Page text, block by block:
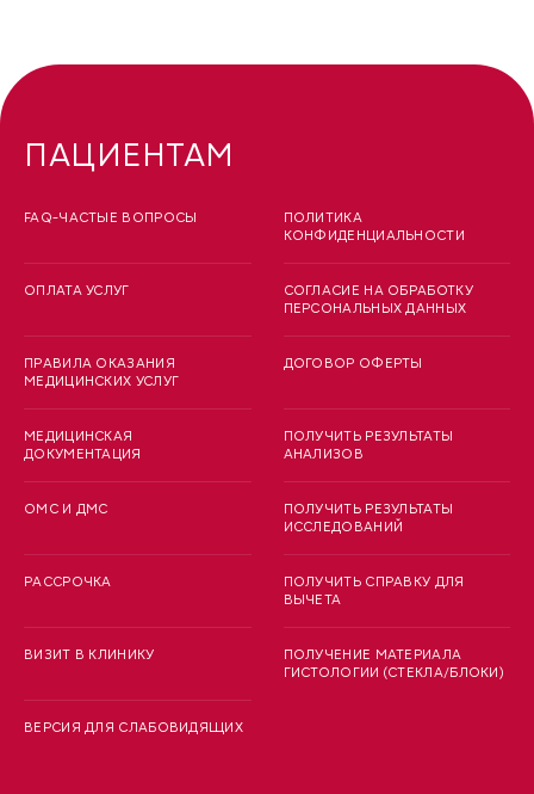
ПАЦИЕНТАМ
FAQ-ЧАСТЫЕ ВОПРОСЫ
ОПЛАТА УСЛУГ
ПРАВИЛА ОКАЗАНИЯ
МЕДИЦИНСКИХ УСЛУГ
МЕДИЦИНСКАЯ
ДОКУМЕНТАЦИЯ
ОМС И ДМС
РАССРОЧКА
ВИЗИТ В КЛИНИКУ
ВЕРСИЯ ДЛЯ СЛАБОВИДЯЩИХ
ПОЛИТИКА
КОНФИДЕНЦИАЛЬНОСТИ
СОГЛАСИЕ НА ОБРАБОТКУ
ПЕРСОНАЛЬНЫХ ДАННЫХ
ДОГОВОР ОФЕРТЫ
ПОЛУЧИТЬ РЕЗУЛЬТАТЫ
АНАЛИЗОВ
ПОЛУЧИТЬ РЕЗУЛЬТАТЫ
ИССЛЕДОВАНИЙ
ПОЛУЧИТЬ СПРАВКУ ДЛЯ
ВЫЧЕТА
ПОЛУЧЕНИЕ МАТЕРИАЛА
ГИСТОЛОГИИ (СТЕКЛА/БЛОКИ)